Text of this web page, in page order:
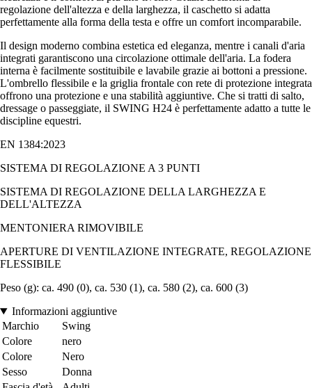
regolazione dell'altezza e della larghezza, il caschetto si adatta
perfettamente alla forma della testa e offre un comfort incomparabile.
Il design moderno combina estetica ed eleganza, mentre i canali d'aria
integrati garantiscono una circolazione ottimale dell'aria. La fodera
interna è facilmente sostituibile e lavabile grazie ai bottoni a pressione.
L'ombrello flessibile e la griglia frontale con rete di protezione integrata
offrono una protezione e una stabilità aggiuntive. Che si tratti di salto,
dressage o passeggiate, il SWING H24 è perfettamente adatto a tutte le
discipline equestri.
EN 1384:2023
SISTEMA DI REGOLAZIONE A 3 PUNTI
SISTEMA DI REGOLAZIONE DELLA LARGHEZZA E
DELL'ALTEZZA
MENTONIERA RIMOVIBILE
APERTURE DI VENTILAZIONE INTEGRATE, REGOLAZIONE
FLESSIBILE
Peso (g): ca. 490 (0), ca. 530 (1), ca. 580 (2), ca. 600 (3)
Informazioni aggiuntive
Marchio
Swing
Colore
nero
Colore
Nero
Sesso
Donna